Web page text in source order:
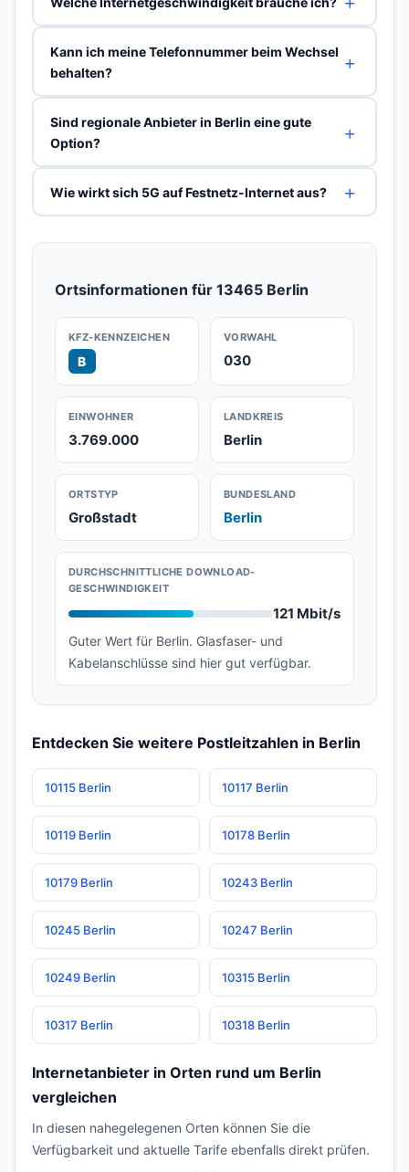
Kann ich meine Telefonnummer beim Wechsel
behalten?
Sind regionale Anbieter in Berlin eine gute
Option?
Wie wirkt sich 5G auf Festnetz-Internet aus?
Ortsinformationen für 13465 Berlin
KFZ-KENNZEICHEN
B
VORWAHL
030
EINWOHNER
3.769.000
LANDKREIS
Berlin
ORTSTYP
Großstadt
BUNDESLAND
Berlin
DURCHSCHNITTLICHE DOWNLOAD-
GESCHWINDIGKEIT
121 Mbit/s
Guter Wert für Berlin. Glasfaser- und
Kabelanschlüsse sind hier gut verfügbar.
Entdecken Sie weitere Postleitzahlen in Berlin
10115 Berlin 10117 Berlin
10119 Berlin 10178 Berlin
10179 Berlin 10243 Berlin
10245 Berlin 10247 Berlin
10249 Berlin 10315 Berlin
10317 Berlin 10318 Berlin
Internetanbieter in Orten rund um Berlin
vergleichen
In diesen nahegelegenen Orten können Sie die
Verfügbarkeit und aktuelle Tarife ebenfalls direkt prüfen.